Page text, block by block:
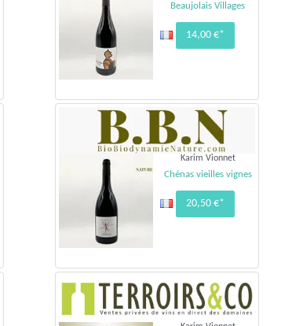
Beaujolais Villages
14,00 €*
Karim Vionnet
Chénas vieilles vignes
20,50 €*